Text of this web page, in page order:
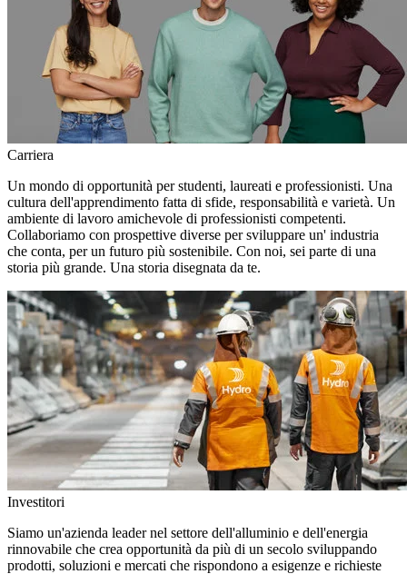
Carriera
Un mondo di opportunità per studenti, laureati e professionisti. Una
cultura dell'apprendimento fatta di sfide, responsabilità e varietà. Un
ambiente di lavoro amichevole di professionisti competenti.
Collaboriamo con prospettive diverse per sviluppare un' industria
che conta, per un futuro più sostenibile. Con noi, sei parte di una
storia più grande. Una storia disegnata da te.
Investitori
Siamo un'azienda leader nel settore dell'alluminio e dell'energia
rinnovabile che crea opportunità da più di un secolo sviluppando
prodotti, soluzioni e mercati che rispondono a esigenze e richieste